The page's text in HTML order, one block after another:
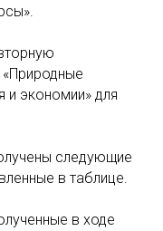
экономии» для
следующие
в таблице.
в ходе